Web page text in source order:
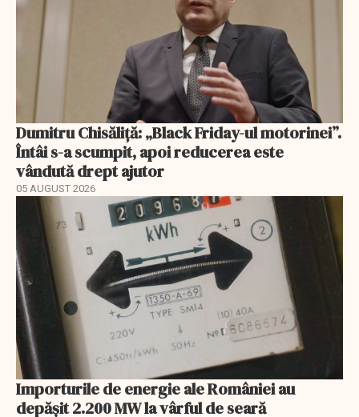
Dumitru Chisăliță: „Black Friday-ul motorinei”.
Întâi s-a scumpit, apoi reducerea este
vândută drept ajutor
05 AUGUST 2026
Importurile de energie ale României au
depășit 2.200 MW la vârful de seară